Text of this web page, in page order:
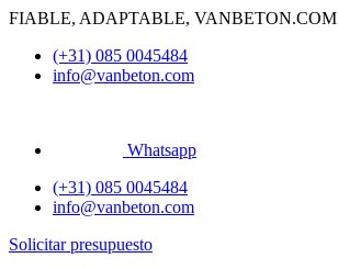
Ir
contenido
FIABLE, ADAPTABLE, VANBETON.COM
(+31) 085 0045484
info@vanbeton.com
Whatsapp
(+31) 085 0045484
info@vanbeton.com
Solicitar presupuesto